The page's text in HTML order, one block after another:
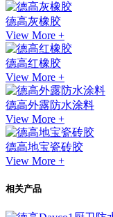
德高灰橡胶
View More +
德高红橡胶
View More +
德高外露防水涂料
View More +
德高地宝瓷砖胶
View More +
相关产品